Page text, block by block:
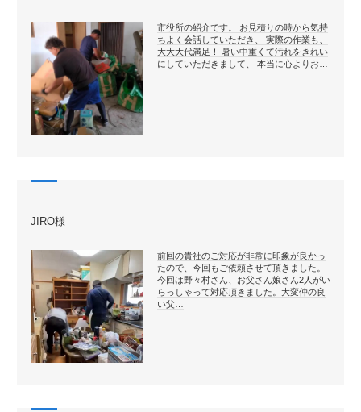
市役所の紹介です。 お見積りの時から気持
ちよく会話していただき、 実際の作業も、
大大大代満足！ 暑い中重くて汚れをきれい
にしていただきまして、 本当に心よりお…
JIRO様
前回の貴社のご対応が非常に印象が良かっ
たので、今回もご依頼させて頂きました。
今回は野々村さん、お父さん娘さん2人がい
らっしゃって対応頂きました。大変仲の良
い父…